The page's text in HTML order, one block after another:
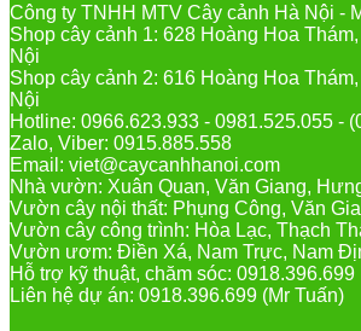
Công ty TNHH MTV Cây cảnh Hà Nội -
Shop cây cảnh 1: 628 Hoàng Hoa
Nội
Shop cây cảnh 2: 616 Hoàng Hoa
Nội
Hotline: 0966.623.933 - 0981.525.055 -
Zalo, Viber: 0915.885.558
Email: viet@caycanhhanoi.com
Nhà vườn: Xuân Quan, Văn Giang,
Vườn cây nội thất: Phụng Công, Văn
Vườn cây công trình: Hòa Lạc, Thạch
Vườn ươm: Điền Xá, Nam Trực, Nam
Hỗ trợ kỹ thuật, chăm sóc: 0918.396.699
Liên hệ dự án: 0918.396.699 (Mr Tuấn)